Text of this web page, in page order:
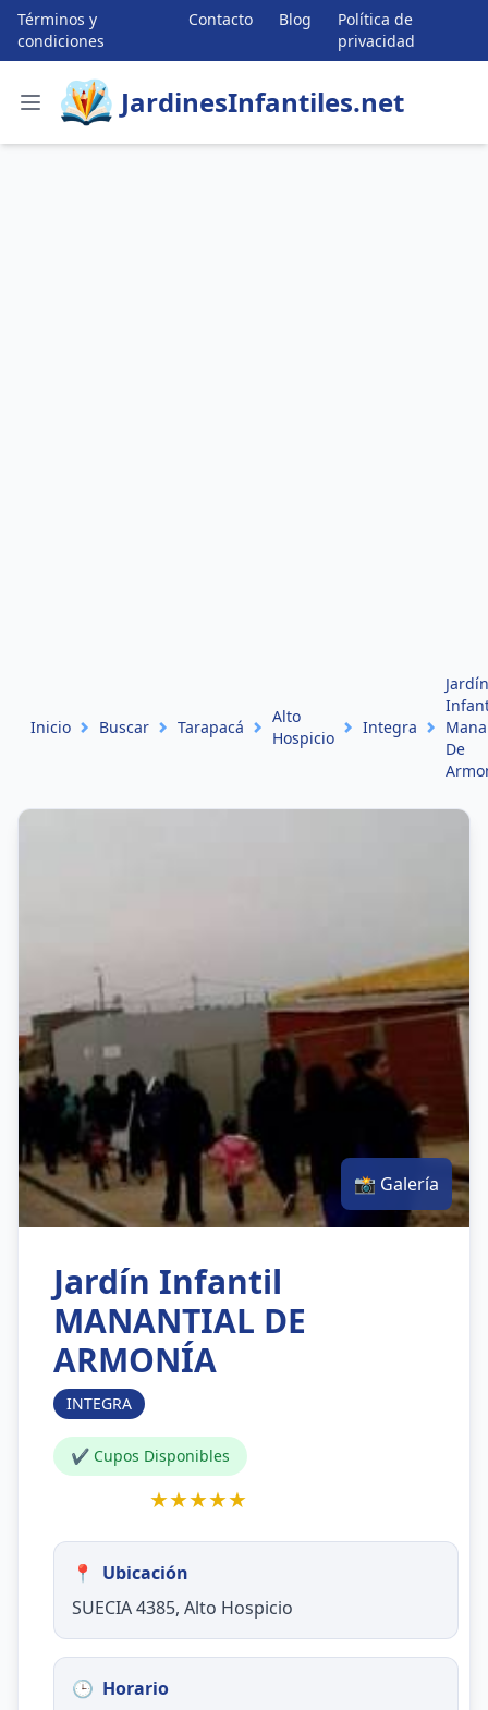
Términos y
condiciones
Contacto Blog
Política de
privacidad
JardinesInfantiles.net
Inicio Buscar Tarapacá
Alto
Hospicio
Integra
Jardín
De
📸 Galería
Jardín Infantil
MANANTIAL DE
ARMONÍA
INTEGRA
✔ Cupos Disponibles
★★★★★
📍
Ubicación
SUECIA 4385, Alto Hospicio
🕒 Horario